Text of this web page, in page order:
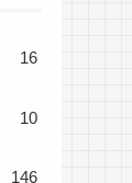
16
10
146